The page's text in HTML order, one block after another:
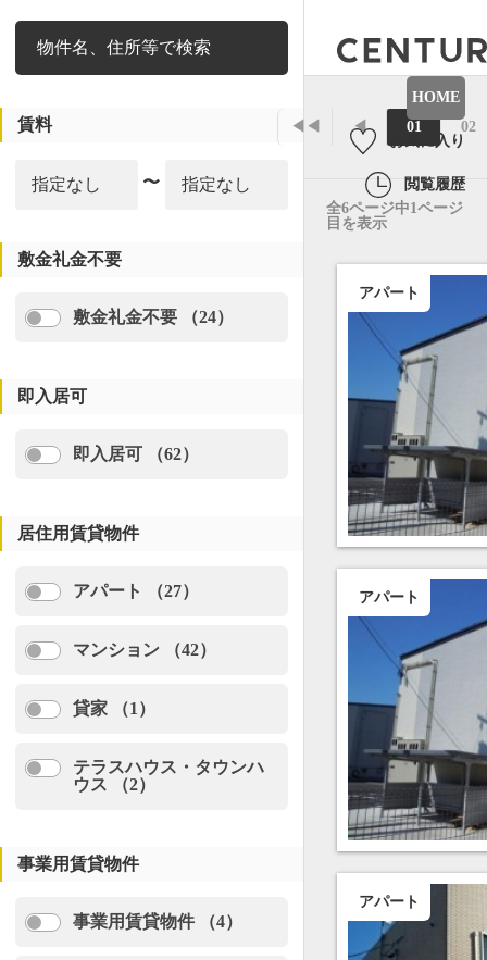
賃料
〜
敷金礼金不要
敷金礼金不要 （24）
即入居可
即入居可 （62）
居住用賃貸物件
アパート （27）
マンション （42）
貸家 （1）
テラスハウス・タウンハ
ウス （2）
事業用賃貸物件
事業用賃貸物件 （4）
HOME
お気に入り
閲覧履歴
◀◀ ◀ 01 02
全6ページ中1ページ
目を表示
アパート
アパート
アパート